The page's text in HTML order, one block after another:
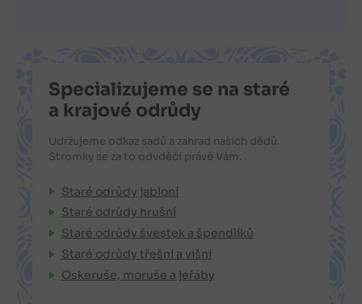
Specializujeme se na staré
a krajové odrůdy
Udržujeme odkaz sadů a zahrad našich dědů.
Stromky se za to odvděčí právě Vám.
Staré odrůdy jabloní
Staré odrůdy hrušní
Staré odrůdy švestek a špendlíků
Staré odrůdy třešní a višní
Oskeruše, moruše a jeřáby